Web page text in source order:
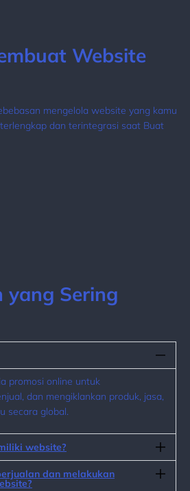
Website
mengelola website yang kamu
dan terintegrasi saat Buat
yang Sering
promosi online untuk
dan mengiklankan produk, jasa,
secara global.
website?
dan melakukan